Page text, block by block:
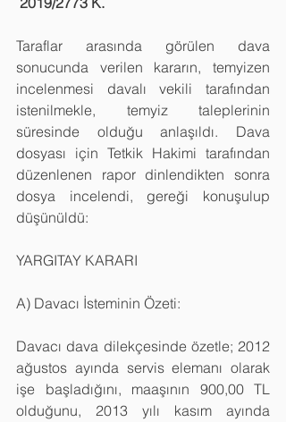
Taraflar arasında görülen dava
sonucunda verilen kararın, temyizen
incelenmesi davalı vekili tarafından
istenilmekle, temyiz taleplerinin
süresinde olduğu anlaşıldı. Dava
dosyası için Tetkik Hakimi tarafından
düzenlenen rapor dinlendikten sonra
dosya incelendi, gereği konuşulup
düşünüldü:
YARGITAY KARARI
A) Davacı İsteminin Özeti:
Davacı dava dilekçesinde özetle; 2012
ağustos ayında servis elemanı olarak
işe başladığını, maaşının 900,00 TL
olduğunu, 2013 yılı kasım ayında